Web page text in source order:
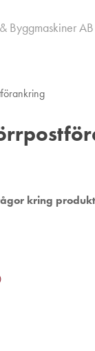
Byggmaskiner AB
kring